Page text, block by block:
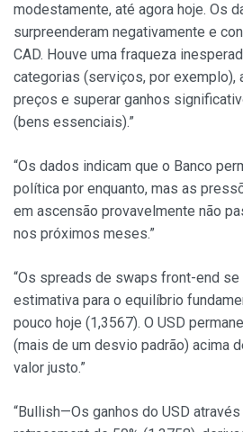
modestamente, até agora hoje. Os
surpreenderam negativamente e
CAD. Houve uma fraqueza
categorias (serviços, por exemplo),
preços e superar ganhos
(bens essenciais).”
“Os dados indicam que o Banco
política por enquanto, mas as
em ascensão provavelmente não
nos próximos meses.”
“Os spreads de swaps front-end
estimativa para o equilíbrio
pouco hoje (1,3567). O USD
(mais de um desvio padrão) acima
valor justo.”
“Bullish—Os ganhos do USD